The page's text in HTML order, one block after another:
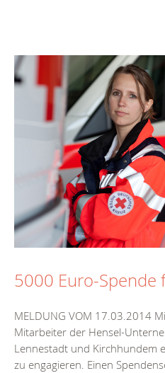
5000 Euro-Spende
MELDUNG VOM 17.03.2014
Mitarbeiter der Hensel-
Lennestadt und Kirchhundem
zu engagieren. Einen